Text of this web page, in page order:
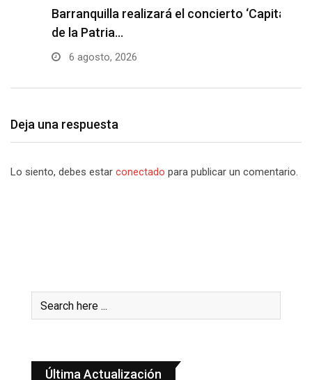
Barranquilla realizará el concierto ‘Capital
de la Patria…
6 agosto, 2026
Deja una respuesta
Lo siento, debes estar conectado para publicar un comentario.
Última Actualización